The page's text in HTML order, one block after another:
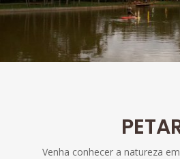
Venha conhecer a natureza